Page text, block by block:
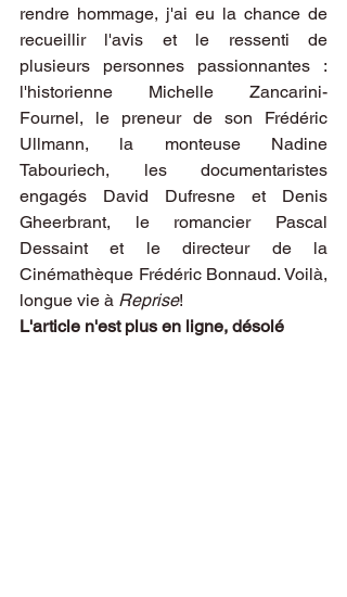
rendre hommage, j'ai eu la chance de
recueillir l'avis et le ressenti de
plusieurs personnes passionnantes :
l'historienne Michelle Zancarini-
Fournel, le preneur de son Frédéric
Ullmann, la monteuse Nadine
Tabouriech, les documentaristes
engagés David Dufresne et Denis
Gheerbrant, le romancier Pascal
Dessaint et le directeur de la
Cinémathèque Frédéric Bonnaud. Voilà,
longue vie à Reprise!
L'article n'est plus en ligne, désolé